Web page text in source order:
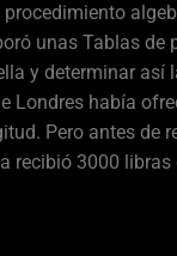
unas Tablas de
y determinar así
Londres había
Pero antes de
recibió 3000